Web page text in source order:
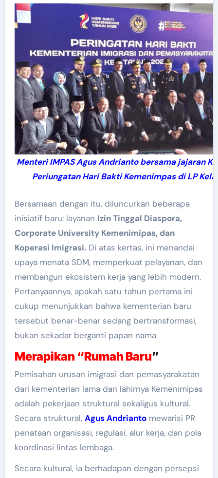
Menteri IMPAS Agus Andrianto bersama jajaran
Periungatan Hari Bakti Kemenimpas di LP
Bersamaan dengan itu, diluncurkan beberapa
inisiatif baru: layanan Izin Tinggal Diaspora,
Corporate University Kemenimipas, dan
Koperasi Imigrasi.Di atas kertas, ini menandai
upaya menata SDM, memperkuat pelayanan, dan
membangun ekosistem kerja yang lebih modern.
Pertanyaannya, apakah satu tahun pertama ini
cukup menunjukkan bahwa kementerian baru
tersebut benar-benar sedang bertransformasi,
bukan sekadar berganti papan nama
Merapikan “Rumah Baru”
Pemisahan urusan imigrasi dan pemasyarakatan
dari kementerian lama dan lahirnya Kemenimipas
adalah pekerjaan struktural sekaligus kultural.
Secara struktural, Agus Andriantomewarisi PR
penataan organisasi, regulasi, alur kerja, dan pola
koordinasi lintas lembaga.
Secara kultural, ia berhadapan dengan persepsi